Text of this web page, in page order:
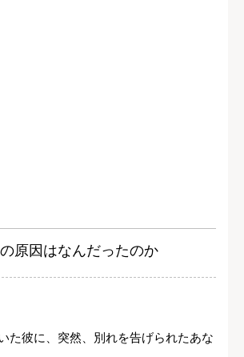
原因はなんだったのか
た彼に、突然、別れを告げられたあな